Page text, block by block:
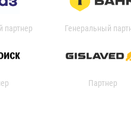
партнер Генеральный
Партнер